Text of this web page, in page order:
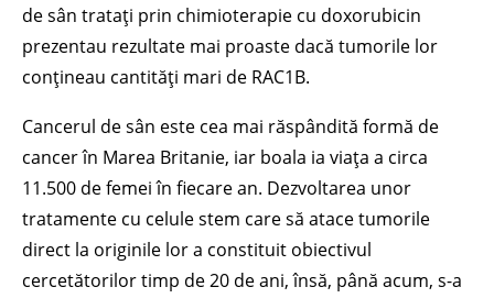
de sân tratați prin chimioterapie cu doxorubicin
prezentau rezultate mai proaste dacă tumorile lor
conțineau cantități mari de RAC1B.
Cancerul de sân este cea mai răspândită formă de
cancer în Marea Britanie, iar boala ia viața a circa
11.500 de femei în fiecare an. Dezvoltarea unor
tratamente cu celule stem care să atace tumorile
direct la originile lor a constituit obiectivul
cercetătorilor timp de 20 de ani, însă, până acum, s-a